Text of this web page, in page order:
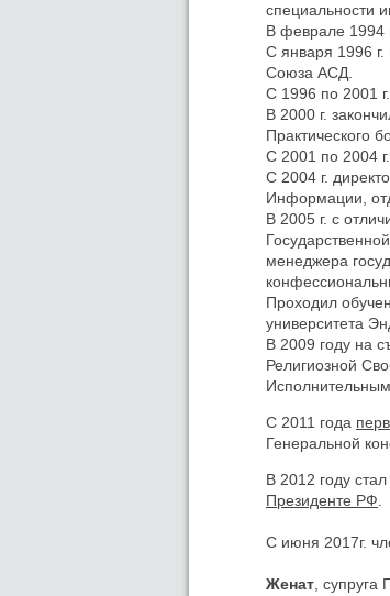
специальности
В феврале 1994
С января 1996
Союза АСД.
С 1996 по 2001
В 2000 г.
Практического
С 2001 по 2004
С 2004 г.
Информации,
В 2005 г. с
менеджера
Проходил
университета
В 2009 году на
Религиозной
С 2011 года
Генеральной
В 2012 году стал
Президенте РФ
С июня 2017г.
Женат ,